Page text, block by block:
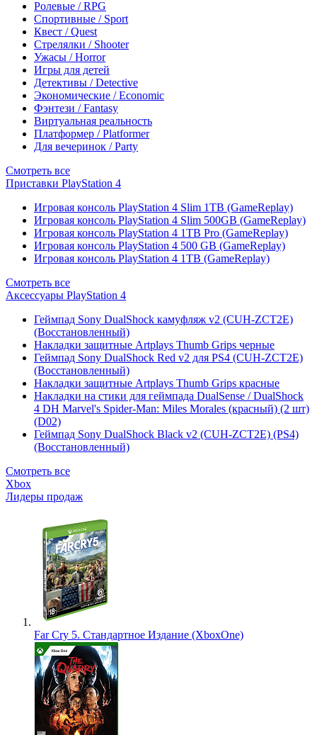
Ролевые / RPG
Спортивные / Sport
Квест / Quest
Стрелялки / Shooter
Ужасы / Horror
Игры для детей
Детективы / Detective
Экономические / Economic
Фэнтези / Fantasy
Виртуальная реальность
Платформер / Platformer
Для вечеринок / Party
Смотреть все
Приставки PlayStation 4
Игровая консоль PlayStation 4 Slim 1TB (GameReplay)
Игровая консоль PlayStation 4 Slim 500GB (GameReplay)
Игровая консоль PlayStation 4 1TB Pro (GameReplay)
Игровая консоль PlayStation 4 500 GB (GameReplay)
Игровая консоль PlayStation 4 1TB (GameReplay)
Смотреть все
Аксессуары PlayStation 4
Геймпад Sony DualShock камуфляж v2 (CUH-ZCT2E)
(Восстановленный)
Накладки защитные Artplays Thumb Grips черные
Геймпад Sony DualShock Red v2 для PS4 (CUH-ZCT2E)
(Восстановленный)
Накладки защитные Artplays Thumb Grips красные
Накладки на стики для геймпада DualSense / DualShock
4 DH Marvel's Spider-Man: Miles Morales (красный) (2 шт)
(D02)
Геймпад Sony DualShock Black v2 (CUH-ZCT2E) (PS4)
(Восстановленный)
Смотреть все
Xbox
Лидеры продаж
Far Cry 5. Стандартное Издание (XboxOne)